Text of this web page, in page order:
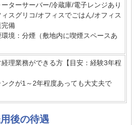
ーターサーバー/冷蔵庫/電子レンジあり
ィスグリコ/オフィスでごはん/オフィス
完備
環境：分煙（敷地内に喫煙スペースあ
経理業務ができる方【目安：経験3年程
クが1～2年程度あっても大丈夫で
後の待遇